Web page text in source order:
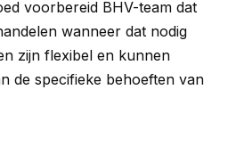
voorbereid BHV-team dat
wanneer dat nodig
zijn flexibel en kunnen
de specifieke behoeften van